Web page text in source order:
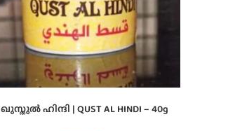
ഖുസ്തുൽ ഹിന്ദി | QUST AL HINDI – 40g